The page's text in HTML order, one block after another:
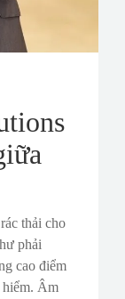
thải cho
phải
cao điểm
Âm